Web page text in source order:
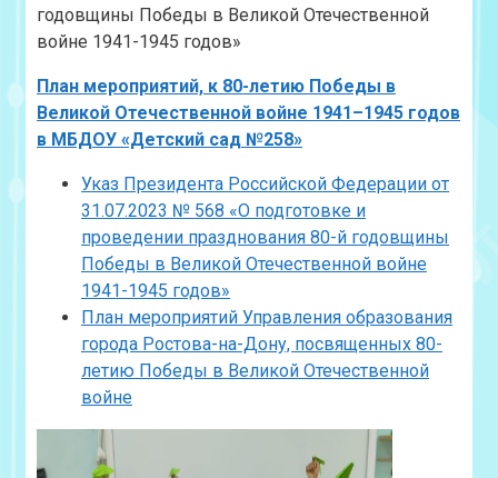
годовщины Победы в Великой Отечественной
войне 1941-1945 годов»
План мероприятий, к 80-летию Победы в
Великой Отечественной войне 1941–1945 годов
в МБДОУ «Детский сад №258»
Указ Президента Российской Федерации от
31.07.2023 № 568 «О подготовке и
проведении празднования 80-й годовщины
Победы в Великой Отечественной войне
1941-1945 годов»
План мероприятий Управления образования
города Ростова-на-Дону, посвященных 80-
летию Победы в Великой Отечественной
войне